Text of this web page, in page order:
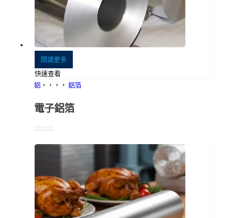
閱讀更多
快速查看
鋁 ，，，， 鋁箔
電子鋁箔